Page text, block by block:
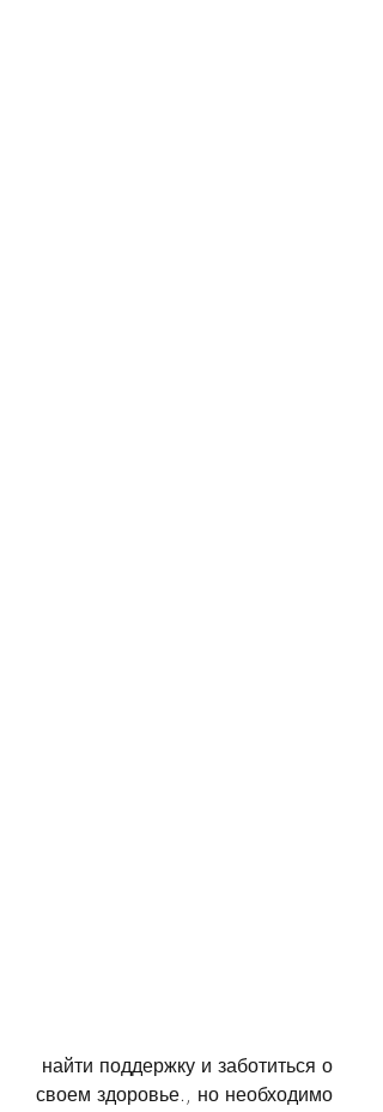
своем здоровье., но необходимо